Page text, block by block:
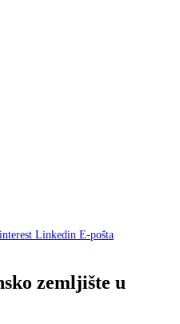
Linkedin E-pošta
zemljište u